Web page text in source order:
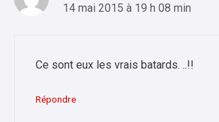
14 mai 2015 à 19 h 08 min
Ce sont eux les vrais batards. ..!!
Répondre